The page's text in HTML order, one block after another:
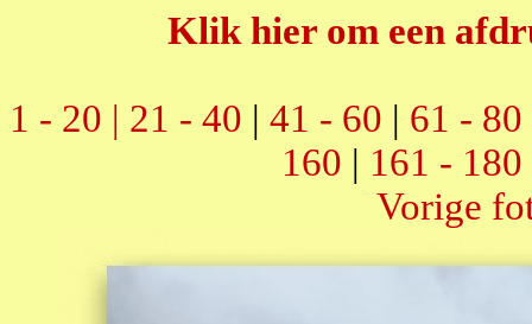
Klik hier om een
1 - 20 | 21 - 40 | 41 - 60 | 61 - 80
160 | 161 - 180
Vorige